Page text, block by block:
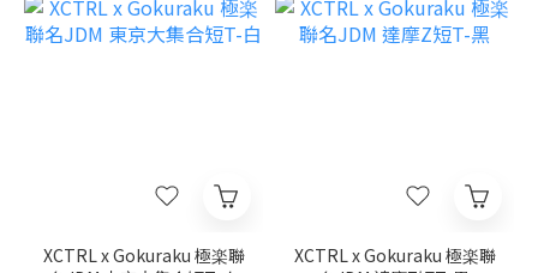
XCTRL x Gokuraku 極楽聯
XCTRL x Gokuraku 極楽聯